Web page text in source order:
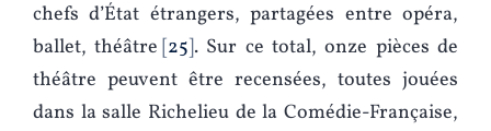
chefs d’État étrangers, partagées entre opéra,
ballet, théâtre 25 . Sur ce total, onze pièces de
théâtre peuvent être recensées, toutes jouées
dans la salle Richelieu de la Comédie-Française,